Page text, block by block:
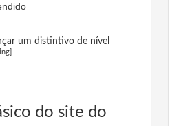
um distintivo de nível
do site do